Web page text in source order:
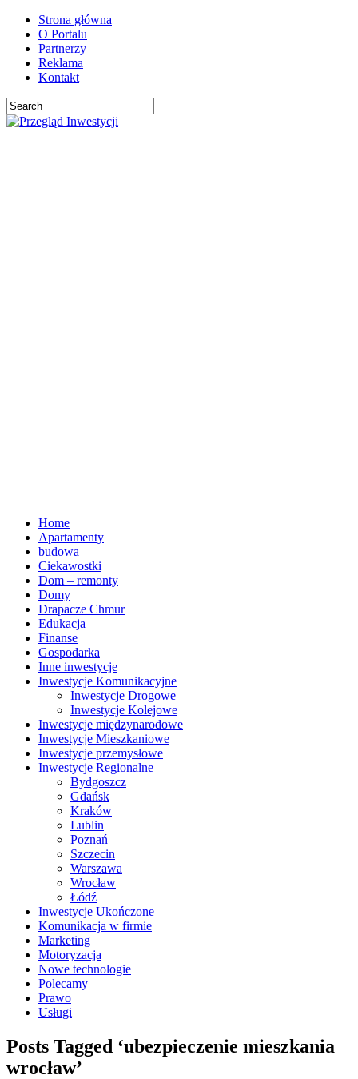
Strona główna
O Portalu
Partnerzy
Reklama
Kontakt
Home
Apartamenty
budowa
Ciekawostki
Dom – remonty
Domy
Drapacze Chmur
Edukacja
Finanse
Gospodarka
Inne inwestycje
Inwestycje Komunikacyjne
Inwestycje Drogowe
Inwestycje Kolejowe
Inwestycje międzynarodowe
Inwestycje Mieszkaniowe
Inwestycje przemysłowe
Inwestycje Regionalne
Bydgoszcz
Gdańsk
Kraków
Lublin
Poznań
Szczecin
Warszawa
Wrocław
Łódź
Inwestycje Ukończone
Komunikacja w firmie
Marketing
Motoryzacja
Nowe technologie
Polecamy
Prawo
Usługi
Posts Tagged ‘ubezpieczenie mieszkania
wrocław’